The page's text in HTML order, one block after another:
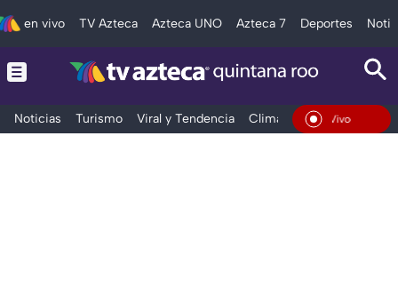
en vivo TV Azteca Azteca UNO Azteca 7 Deportes
Noticias Turismo Viral y Tendencia Clima Tráfico
En Vivo